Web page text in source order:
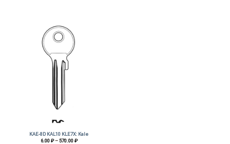
KAE-8D KAL10 KLE7X: Kale
6.00₽ – 570.00₽Диапазон